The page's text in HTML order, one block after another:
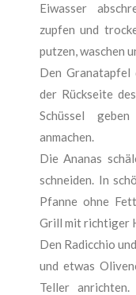
Eiwasser
zupfen und
putzen, waschen
Den Granatapfel
der Rückseite
Schüssel
anmachen.
Die Ananas
schneiden. In
Pfanne ohne
Grill mit richtiger
Den Radicchio
und etwas
Teller anrichten.